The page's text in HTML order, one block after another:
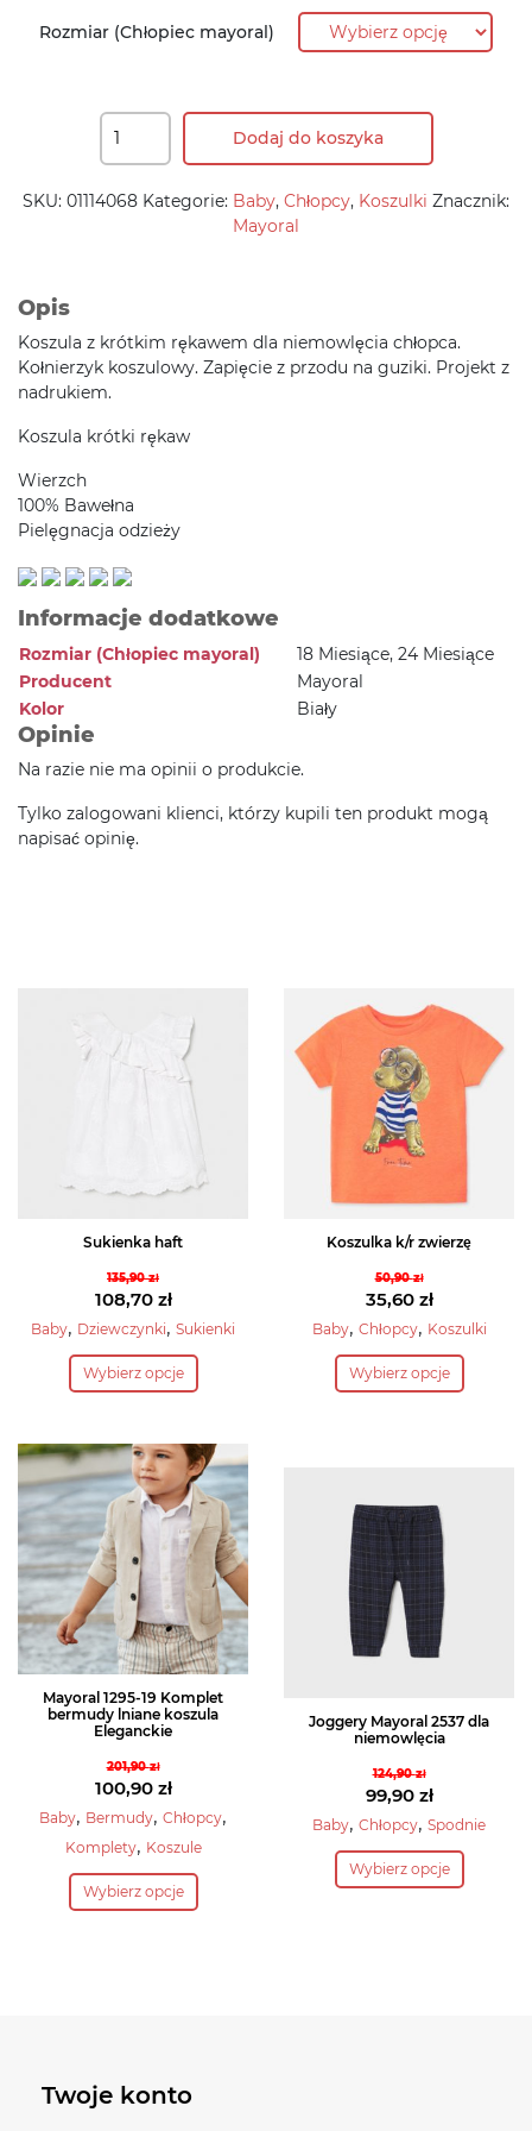
Rozmiar (Chłopiec mayoral)
Dodaj do koszyka
SKU: 01114068 Kategorie: Baby, Chłopcy, Koszulki Znacznik:
Mayoral
Opis
Koszula z krótkim rękawem dla niemowlęcia chłopca.
Kołnierzyk koszulowy. Zapięcie z przodu na guziki. Projekt z
nadrukiem.
Koszula krótki rękaw
Wierzch
100% Bawełna
Pielęgnacja odzieży
Informacje dodatkowe
Rozmiar (Chłopiec mayoral)
18 Miesiące, 24 Miesiące
Producent
Mayoral
Kolor
Biały
Opinie
Na razie nie ma opinii o produkcie.
Tylko zalogowani klienci, którzy kupili ten produkt mogą
napisać opinię.
Sukienka haft
135,90zł
Pierwotna
cena
wynosiła:
135,90 zł.
108,70 zł
Aktualna
cena
wynosi:
Baby, Dziewczynki, Sukienki
Wybierz opcje
Ten
produkt
wiele
wariantów.
Opcje
można
wybrać
na
stronie
produktu
Koszulka k/r zwierzę
50,90zł
Pierwotna
cena
wynosiła:
50,90 zł.
35,60 zł
Aktualna
cena
wynosi:
Baby, Chłopcy, Koszulki
Wybierz opcje
Ten
produkt
Opcje
można
wybrać
na
stronie
produktu
Mayoral 1295-19 Komplet
bermudy lniane koszula
Eleganckie
201,90zł
Pierwotna
cena
wynosiła:
100,90 zł
Aktualna
cena
100,90 zł.
Baby, Bermudy, Chłopcy,
Komplety, Koszule
Wybierz opcje
Ten
produkt
wybrać
Joggery Mayoral 2537 dla
niemowlęcia
124,90zł
Pierwotna
cena
wynosiła:
124,90 zł.
99,90 zł
Aktualna
cena
wynosi:
Baby, Chłopcy, Spodnie
Wybierz opcje
Ten
produkt
Twoje konto